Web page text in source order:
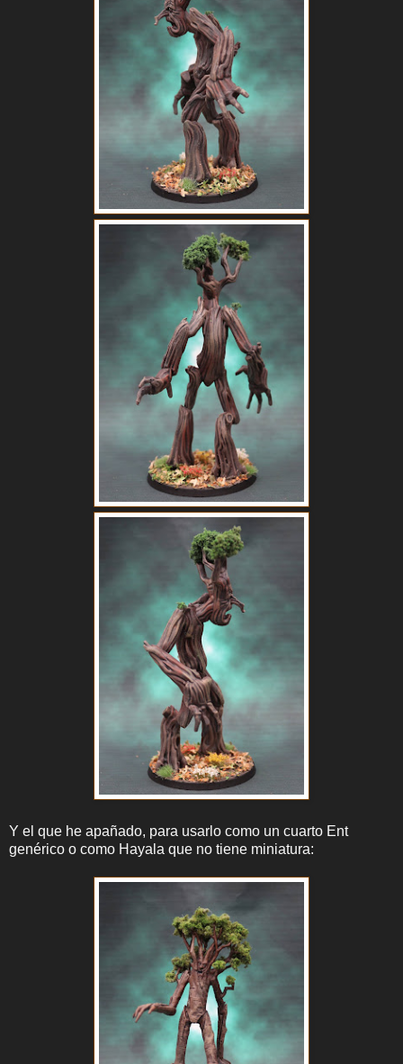
Y el que he apañado, para usarlo como un cuarto Ent
genérico o como Hayala que no tiene miniatura: